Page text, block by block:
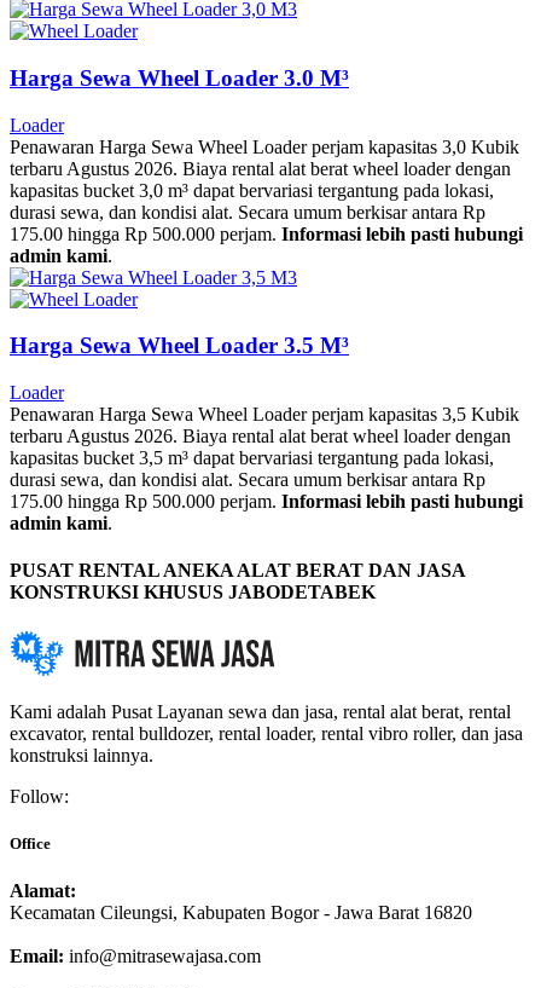
Harga Sewa Wheel Loader 3.0 M³
Loader
Penawaran Harga Sewa Wheel Loader perjam kapasitas 3,0 Kubik
terbaru Agustus 2026. Biaya rental alat berat wheel loader dengan
kapasitas bucket 3,0 m³ dapat bervariasi tergantung pada lokasi,
durasi sewa, dan kondisi alat. Secara umum berkisar antara Rp
175.00 hingga Rp 500.000 perjam. Informasi lebih pasti hubungi
admin kami.
Harga Sewa Wheel Loader 3.5 M³
Loader
Penawaran Harga Sewa Wheel Loader perjam kapasitas 3,5 Kubik
terbaru Agustus 2026. Biaya rental alat berat wheel loader dengan
kapasitas bucket 3,5 m³ dapat bervariasi tergantung pada lokasi,
durasi sewa, dan kondisi alat. Secara umum berkisar antara Rp
175.00 hingga Rp 500.000 perjam. Informasi lebih pasti hubungi
admin kami.
PUSAT RENTAL ANEKA ALAT BERAT DAN JASA
KONSTRUKSI KHUSUS JABODETABEK
Kami adalah Pusat Layanan sewa dan jasa, rental alat berat, rental
excavator, rental bulldozer, rental loader, rental vibro roller, dan jasa
konstruksi lainnya.
Follow:
Office
Alamat:
Kecamatan Cileungsi, Kabupaten Bogor - Jawa Barat 16820
Email: info@mitrasewajasa.com